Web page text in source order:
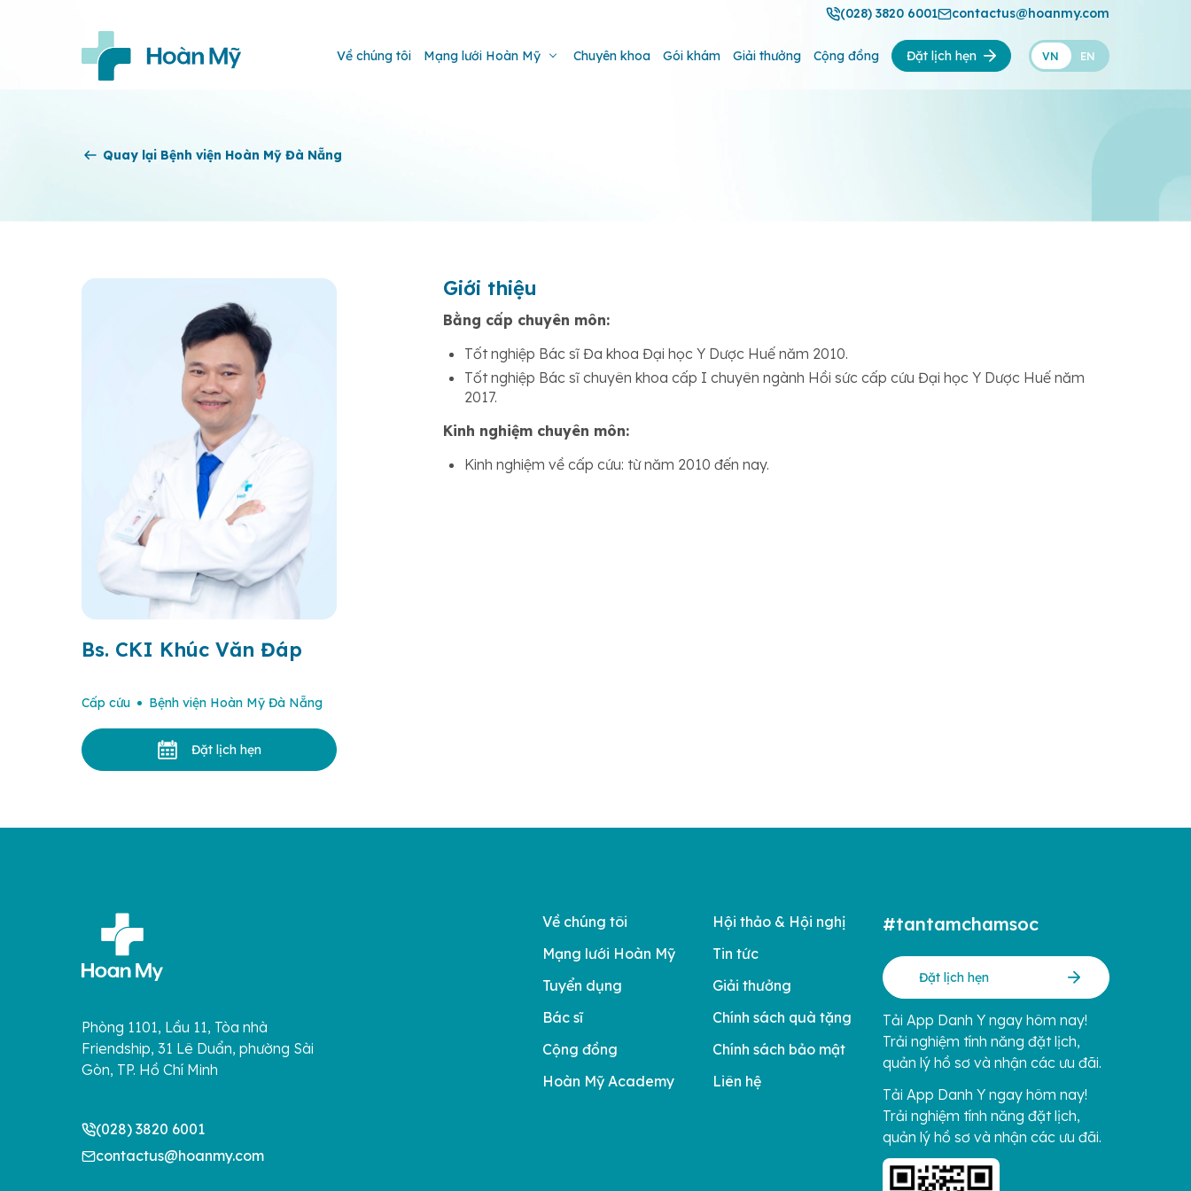
(028) 3820 6001 contactus@hoanmy.com
Về chúng tôi Mạng lưới Hoàn Mỹ Chuyên khoa Gói khám Giải thưởng Cộng đồng Đặt lịch hẹn VN EN
Quay lại Bệnh viện Hoàn Mỹ Đà Nẵng
Bs. CKI Khúc Văn Đáp
Cấp cứu Bệnh viện Hoàn Mỹ Đà Nẵng
Đặt lịch hẹn
Giới thiệu
Bằng cấp chuyên môn:
Tốt nghiệp Bác sĩ Đa khoa Đại học Y Dược Huế năm 2010.
Tốt nghiệp Bác sĩ chuyên khoa cấp I chuyên ngành Hồi sức cấp cứu Đại học Y Dược Huế năm
2017.
Kinh nghiệm chuyên môn:
Kinh nghiệm về cấp cứu: từ năm 2010 đến nay.
Phòng 1101, Lầu 11, Tòa nhà
Friendship, 31 Lê Duẩn, phường Sài
Gòn, TP. Hồ Chí Minh
(028) 3820 6001
contactus@hoanmy.com
Về chúng tôi
Mạng lưới Hoàn Mỹ
Tuyển dụng
Bác sĩ
Cộng đồng
Hoàn Mỹ Academy
Hội thảo & Hội nghị
Tin tức
Giải thưởng
Chính sách quà tặng
Chính sách bảo mật
Liên hệ
#tantamchamsoc
Đặt lịch hẹn
Tải App Danh Y ngay hôm nay!
Trải nghiệm tính năng đặt lịch,
quản lý hồ sơ và nhận các ưu đãi.
Tải App Danh Y ngay hôm nay!
Trải nghiệm tính năng đặt lịch,
quản lý hồ sơ và nhận các ưu đãi.